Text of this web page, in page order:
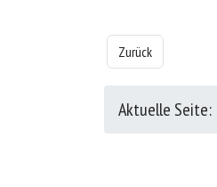
Vorheriger Beitrag:
Zurück
Aktuelle Seite: